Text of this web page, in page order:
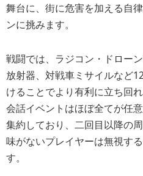
舞台に、街に危害を加える自
ンに挑みます。
戦闘では、ラジコン・ドロー
放射器、対戦車ミサイルなど
けることでより有利に立ち回
会話イベントはほぼ全てが任
集約しており、二回目以降の
味がないプレイヤーは無視す
す。